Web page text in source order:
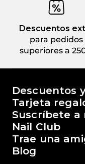
Descuentos
para pedidos
superiores a
El mundo de
Descuentos
Tarjeta
Suscríbete a
Nail Club
Trae una
Blog